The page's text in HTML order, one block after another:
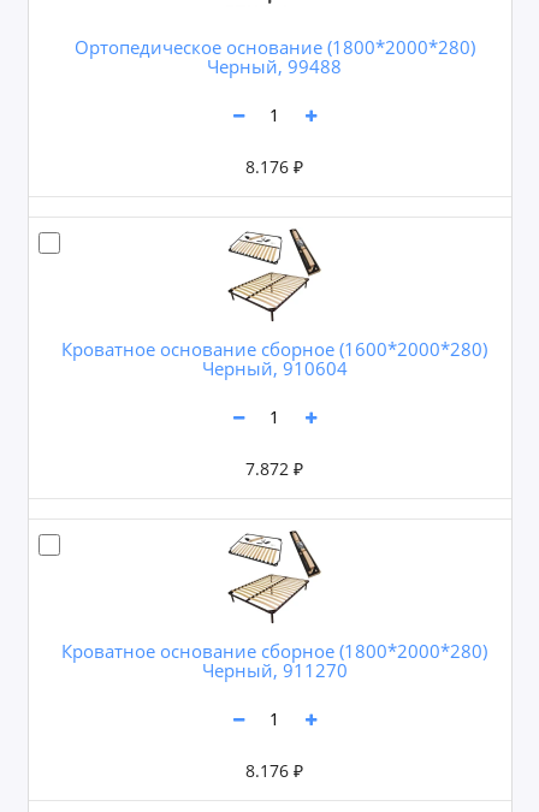
Ортопедическое основание (1800*2000*280)
Черный, 99488
8.176 ₽
Кроватное основание сборное (1600*2000*280)
Черный, 910604
7.872 ₽
Кроватное основание сборное (1800*2000*280)
Черный, 911270
8.176 ₽